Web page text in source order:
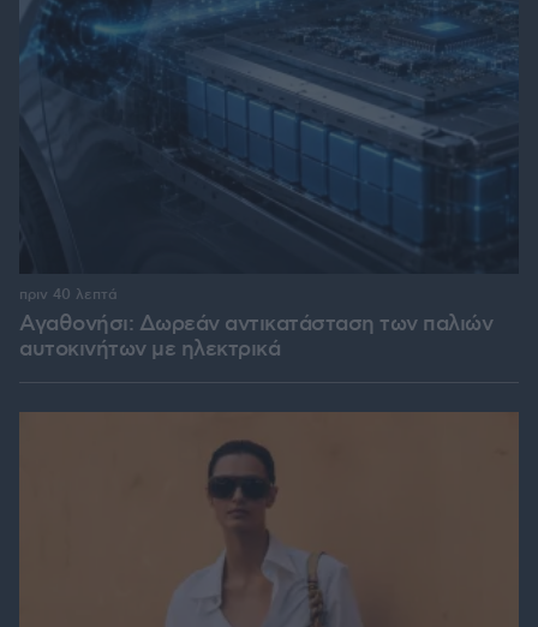
Αγαθονήσι: Δωρεάν αντικατάσταση των παλιών
αυτοκινήτων με ηλεκτρικά
πριν 40 λεπτά